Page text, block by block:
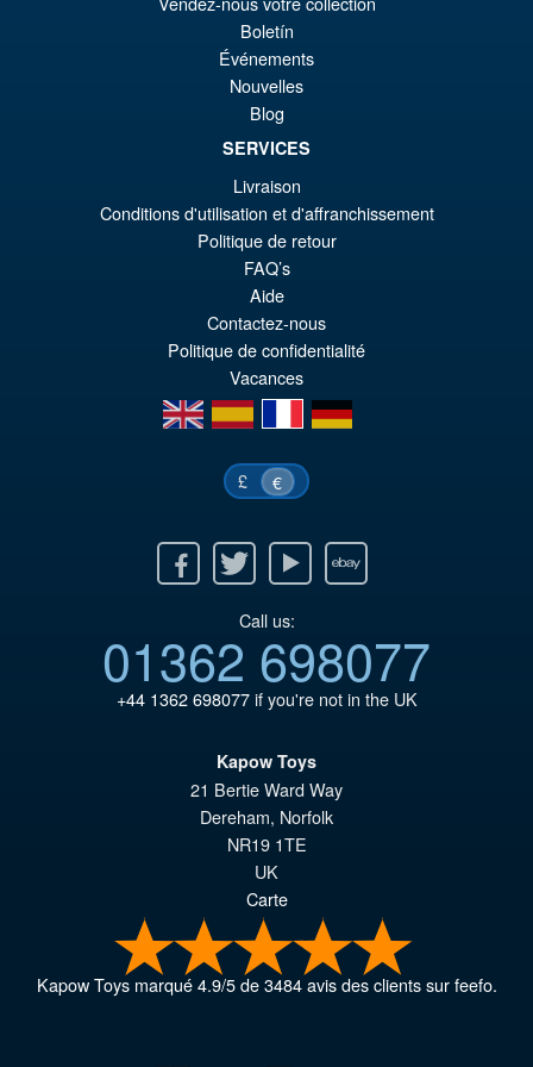
S.H.Figuarts Demon Slayer
Kimetsu no Yaiba Inosuke
Hashibira Action Figure
€73.71
PRÉ COMMANDE
Boletín
Événements
Nouvelles
Blog
SERVICES
Livraison
Conditions d'utilisation et d'affranchissement
Politique de retour
FAQ’s
Aide
Contactez-nous
Politique de confidentialité
Vacances
en
es fr de
£ €
Twitter Youtube Ebay
Call us:
01362 698077
+44 1362 698077if you're not in the UK
Kapow Toys
21 Bertie Ward Way
Dereham, Norfolk
NR19 1TE
UK
Carte
Kapow Toysmarqué4.9/5de3484avis des clients sur feefo.